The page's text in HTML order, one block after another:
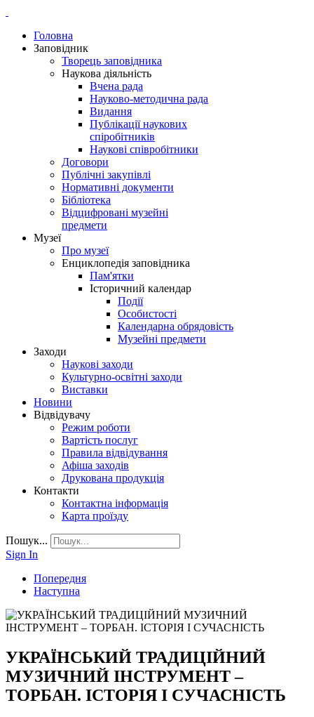
Головна
Заповідник
Творець заповідника
Наукова діяльність
Вчена рада
Науково-методична рада
Видання
Публікації наукових
спіробітників
Наукові співробітники
Договори
Публічні закупівлі
Нормативні документи
Бібліотека
Відцифровані музейні
предмети
Музеї
Про музеї
Енциклопедія заповідника
Пам'ятки
Історичний календар
Події
Особистості
Календарна обрядовість
Музейні предмети
Заходи
Наукові заходи
Культурно-освітні заходи
Виставки
Новини
Відвідувачу
Режим роботи
Вартість послуг
Правила відвідування
Афіша заходів
Друкована продукція
Контакти
Контактна інформація
Карта проїзду
Пошук...
Sign In
Попередня
Наступна
УКРАЇНСЬКИЙ ТРАДИЦІЙНИЙ
МУЗИЧНИЙ ІНСТРУМЕНТ –
ТОРБАН. ІСТОРІЯ І СУЧАСНІСТЬ